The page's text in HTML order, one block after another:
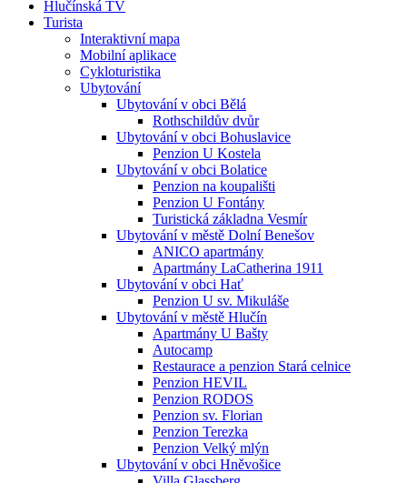
Hlučínská TV
Turista
Interaktivní mapa
Mobilní aplikace
Cykloturistika
Ubytování
Ubytování v obci Bělá
Rothschildův dvůr
Ubytování v obci Bohuslavice
Penzion U Kostela
Ubytování v obci Bolatice
Penzion na koupališti
Penzion U Fontány
Turistická základna Vesmír
Ubytování v městě Dolní Benešov
ANICO apartmány
Apartmány LaCatherina 1911
Ubytování v obci Hať
Penzion U sv. Mikuláše
Ubytování v městě Hlučín
Apartmány U Bašty
Autocamp
Restaurace a penzion Stará celnice
Penzion HEVIL
Penzion RODOS
Penzion sv. Florian
Penzion Terezka
Penzion Velký mlýn
Ubytování v obci Hněvošice